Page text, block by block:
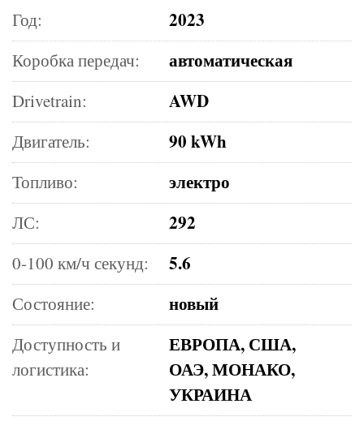
Год:
2023
Коробка передач: автоматическая
Drivetrain: AWD
Двигатель: 90 kWh
Топливо: электро
ЛС: 292
0-100 км/ч секунд: 5.6
Состояние: новый
Доступность и
логистика:
ЕВРОПА, США,
ОАЭ, МОНАКО,
УКРАИНА